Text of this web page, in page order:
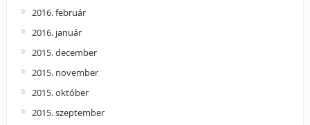
2016. február
2016. január
2015. december
2015. november
2015. október
2015. szeptember